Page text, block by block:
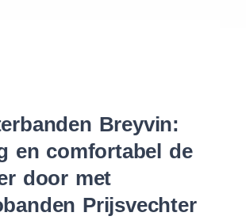
Breyvin:
en comfortabel de
door met
Prijsvechter